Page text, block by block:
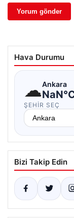
Hava Durumu
☁Ankara
ŞEHIR SEÇ
Bizi Takip Edin